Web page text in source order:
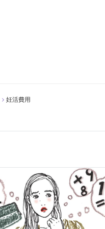
妊活費用